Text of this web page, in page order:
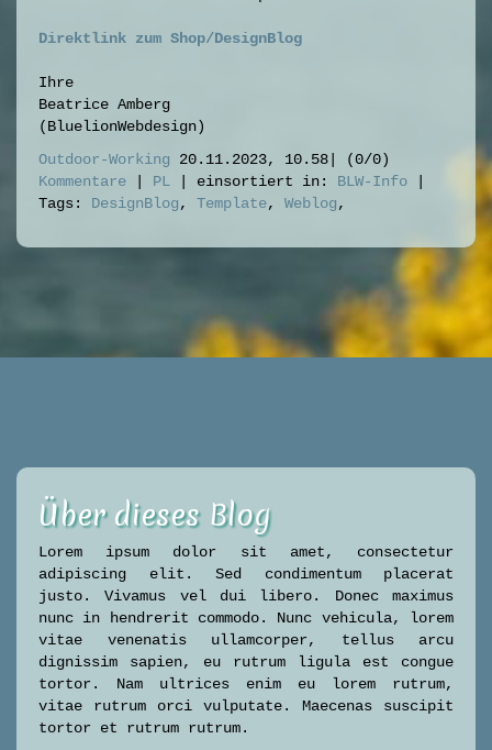
Direktlink zum Shop/DesignBlog
Ihre
Beatrice Amberg
(BluelionWebdesign)
Outdoor-Working
20.11.2023, 10.58
(0/0)
Kommentare
PL einsortiert in: BLW-Info
Tags:
DesignBlog, Template, Weblog,
Über dieses Blog
Lorem ipsum dolor sit amet, consectetur
adipiscing elit. Sed condimentum placerat
justo. Vivamus vel dui libero. Donec maximus
nunc in hendrerit commodo. Nunc vehicula, lorem
vitae venenatis ullamcorper, tellus arcu
dignissim sapien, eu rutrum ligula est congue
tortor. Nam ultrices enim eu lorem rutrum,
vitae rutrum orci vulputate. Maecenas suscipit
tortor et rutrum rutrum.